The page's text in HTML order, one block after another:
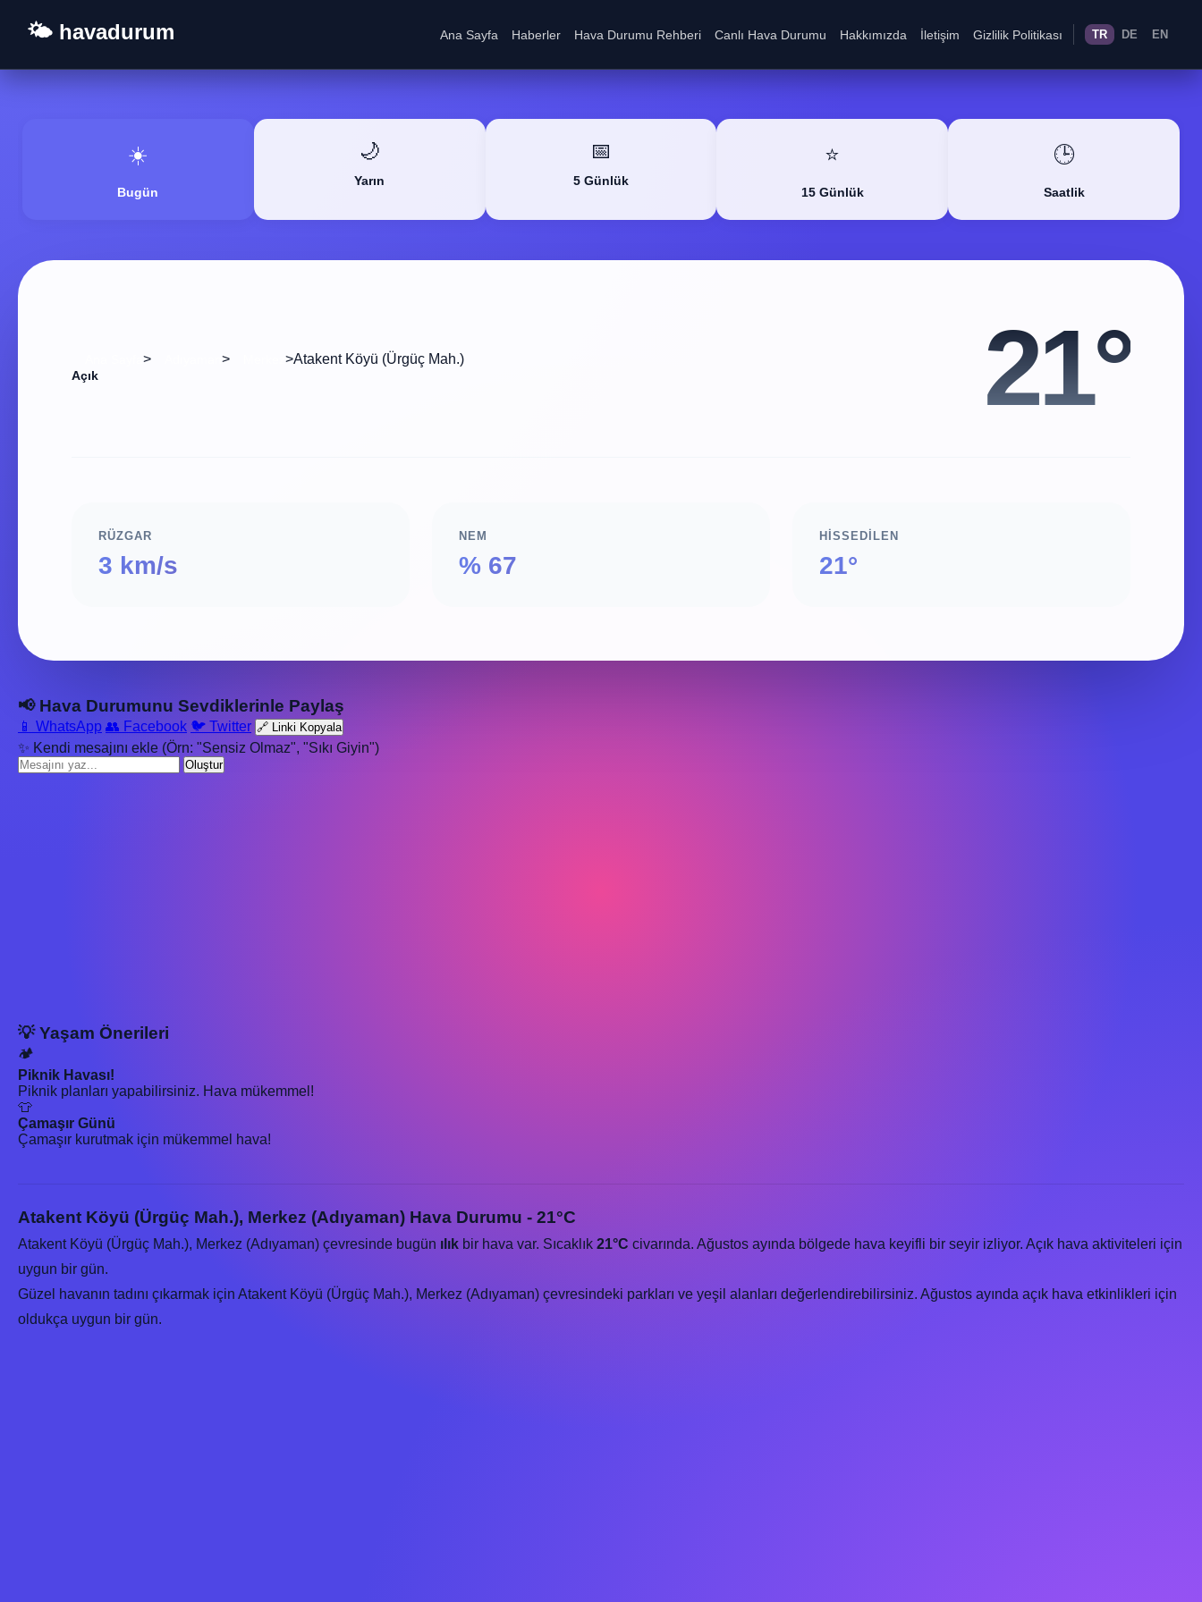
🌤️ havadurum Ana Sayfa Haberler Hava Durumu Rehberi Canlı Hava Durumu Hakkımızda İletişim Gizlilik Politikası TR DE EN
☀️
Bugün
🌙
Yarın
📅
5 Günlük
⭐
15 Günlük
🕒
Saatlik
> > >Atakent Köyü (Ürgüç Mah.)
Açık 21°
RÜZGAR
3 km/s
NEM
% 67
HISSEDILEN
21°
📢 Hava Durumunu Sevdiklerinle Paylaş
📱 WhatsApp 👥 Facebook 🐦 Twitter 🔗 Linki Kopyala
✨ Kendi mesajını ekle (Örn: "Sensiz Olmaz", "Sıkı Giyin")
Oluştur
💡 Yaşam Önerileri
🏕️
Piknik Havası!
Piknik planları yapabilirsiniz. Hava mükemmel!
👕
Çamaşır Günü
Çamaşır kurutmak için mükemmel hava!
Atakent Köyü (Ürgüç Mah.), Merkez (Adıyaman) Hava Durumu - 21°C
Atakent Köyü (Ürgüç Mah.), Merkez (Adıyaman) çevresinde bugün ılık bir hava var. Sıcaklık 21°C civarında. Ağustos ayında bölgede hava keyifli bir seyir izliyor. Açık hava aktiviteleri için
uygun bir gün.
Güzel havanın tadını çıkarmak için Atakent Köyü (Ürgüç Mah.), Merkez (Adıyaman) çevresindeki parkları ve yeşil alanları değerlendirebilirsiniz. Ağustos ayında açık hava etkinlikleri için
oldukça uygun bir gün.